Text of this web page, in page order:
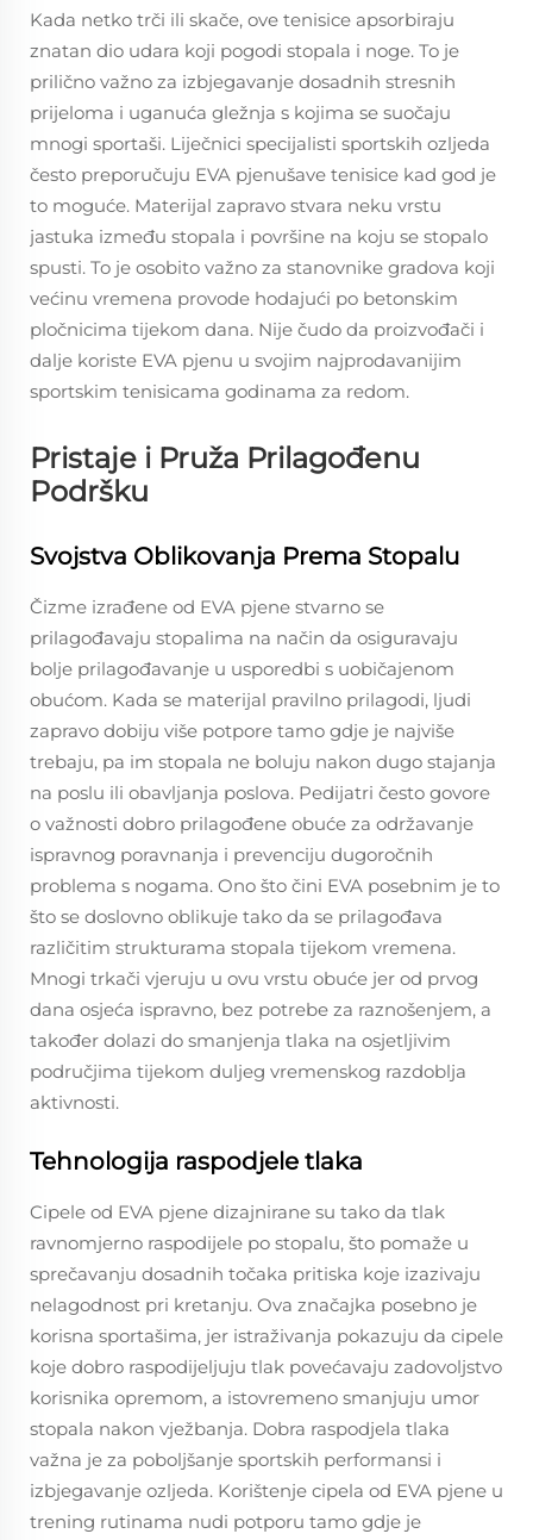
Kada netko trči ili skače, ove tenisice apsorbiraju
znatan dio udara koji pogodi stopala i noge. To je
prilično važno za izbjegavanje dosadnih stresnih
prijeloma i uganuća gležnja s kojima se suočaju
mnogi sportaši. Liječnici specijalisti sportskih ozljeda
često preporučuju EVA pjenušave tenisice kad god je
to moguće. Materijal zapravo stvara neku vrstu
jastuka između stopala i površine na koju se stopalo
spusti. To je osobito važno za stanovnike gradova koji
većinu vremena provode hodajući po betonskim
pločnicima tijekom dana. Nije čudo da proizvođači i
dalje koriste EVA pjenu u svojim najprodavanijim
sportskim tenisicama godinama za redom.
Pristaje i Pruža Prilagođenu
Podršku
Svojstva Oblikovanja Prema Stopalu
Čizme izrađene od EVA pjene stvarno se
prilagođavaju stopalima na način da osiguravaju
bolje prilagođavanje u usporedbi s uobičajenom
obućom. Kada se materijal pravilno prilagodi, ljudi
zapravo dobiju više potpore tamo gdje je najviše
trebaju, pa im stopala ne boluju nakon dugo stajanja
na poslu ili obavljanja poslova. Pedijatri često govore
o važnosti dobro prilagođene obuće za održavanje
ispravnog poravnanja i prevenciju dugoročnih
problema s nogama. Ono što čini EVA posebnim je to
što se doslovno oblikuje tako da se prilagođava
različitim strukturama stopala tijekom vremena.
Mnogi trkači vjeruju u ovu vrstu obuće jer od prvog
dana osjeća ispravno, bez potrebe za raznošenjem, a
također dolazi do smanjenja tlaka na osjetljivim
područjima tijekom duljeg vremenskog razdoblja
aktivnosti.
Tehnologija raspodjele tlaka
Cipele od EVA pjene dizajnirane su tako da tlak
ravnomjerno raspodijele po stopalu, što pomaže u
sprečavanju dosadnih točaka pritiska koje izazivaju
nelagodnost pri kretanju. Ova značajka posebno je
korisna sportašima, jer istraživanja pokazuju da cipele
koje dobro raspodijeljuju tlak povećavaju zadovoljstvo
korisnika opremom, a istovremeno smanjuju umor
stopala nakon vježbanja. Dobra raspodjela tlaka
važna je za poboljšanje sportskih performansi i
izbjegavanje ozljeda. Korištenje cipela od EVA pjene u
trening rutinama nudi potporu tamo gdje je